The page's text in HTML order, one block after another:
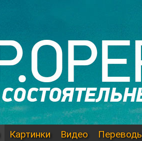
Картинки Видео